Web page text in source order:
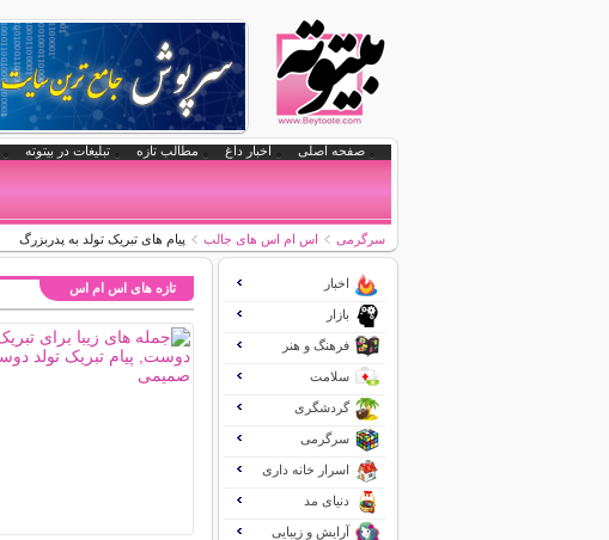
صفحه اصلی اخبار داغ مطالب تازه تبلیغات در بیتوته
سرگرمی اس ام اس های جالب پیام های تبریک تولد به پدربزرگ
تازه های اس ام اس اخبار
بازار
فرهنگ و هنر
سلامت
گردشگری
سرگرمی
اسرار خانه داری
دنیای مد
آرایش و زیبایی